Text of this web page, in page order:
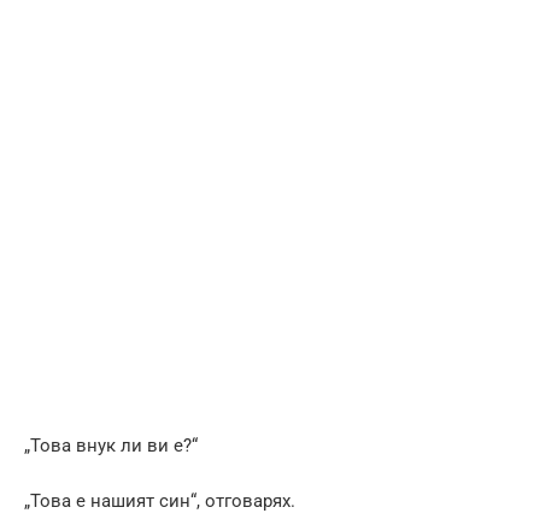
„Това внук ли ви е?“
„Това е нашият син“, отговарях.